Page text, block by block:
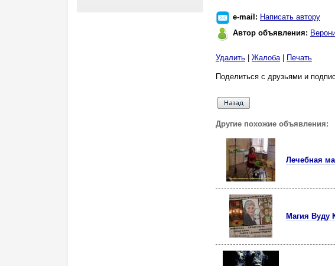
e-mail: Написать автору
Автор объявления:
Удалить Жалоба| Печать
Поделиться с друзьями и
Другие похожие объявления:
Лечебная
Магия Вуду